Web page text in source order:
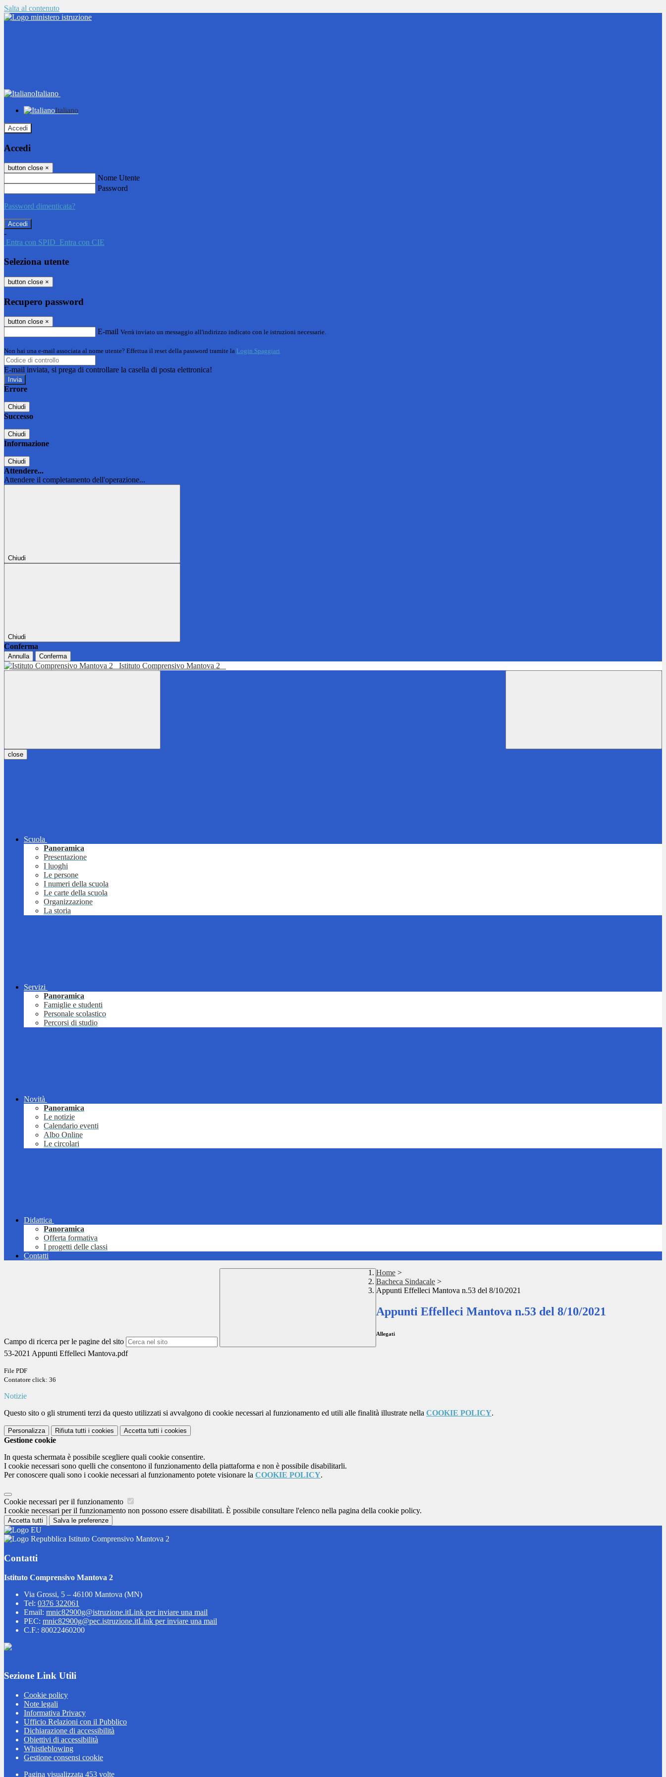
Salta al contenuto
Italiano
Italiano
Accedi
Accedi
button close ×
Nome Utente
Password
Password dimenticata?
-
Entra con SPID Entra con CIE
Seleziona utente
button close ×
Recupero password
button close ×
E-mail Verrà inviato un messaggio all'indirizzo indicato con le istruzioni necessarie.
Non hai una e-mail associata al nome utente? Effettua il reset della password tramite la Login Spaggiari
E-mail inviata, si prega di controllare la casella di posta elettronica!
Errore
Chiudi
Successo
Chiudi
Informazione
Chiudi
Attendere...
Attendere il completamento dell'operazione...
Chiudi
Chiudi
Conferma
Annulla Conferma
Istituto Comprensivo Mantova 2
close
Scuola
Panoramica
Presentazione
I luoghi
Le persone
I numeri della scuola
Le carte della scuola
Organizzazione
La storia
Servizi
Panoramica
Famiglie e studenti
Personale scolastico
Percorsi di studio
Novità
Panoramica
Le notizie
Calendario eventi
Albo Online
Le circolari
Didattica
Panoramica
Offerta formativa
I progetti delle classi
Contatti
Campo di ricerca per le pagine del sito
Home >
Bacheca Sindacale >
Appunti Effelleci Mantova n.53 del 8/10/2021
Appunti Effelleci Mantova n.53 del 8/10/2021
Allegati
53-2021 Appunti Effelleci Mantova.pdf
File PDF
Contatore click: 36
Notizie
Questo sito o gli strumenti terzi da questo utilizzati si avvalgono di cookie necessari al funzionamento ed utili alle finalità illustrate nella COOKIE POLICY.
Personalizza Rifiuta tutti i cookies Accetta tutti i cookies
Gestione cookie
In questa schermata è possibile scegliere quali cookie consentire.
I cookie necessari sono quelli che consentono il funzionamento della piattaforma e non è possibile disabilitarli.
Per conoscere quali sono i cookie necessari al funzionamento potete visionare la COOKIE POLICY.
Cookie necessari per il funzionamento
I cookie necessari per il funzionamento non possono essere disabilitati. È possibile consultare l'elenco nella pagina della cookie policy.
Accetta tutti Salva le preferenze
Istituto Comprensivo Mantova 2
Contatti
Istituto Comprensivo Mantova 2
Via Grossi, 5 – 46100 Mantova (MN)
Tel: 0376 322061
Email: mnic82900g@istruzione.itLink per inviare una mail
PEC: mnic82900g@pec.istruzione.itLink per inviare una mail
C.F.: 80022460200
Sezione Link Utili
Cookie policy
Note legali
Informativa Privacy
Ufficio Relazioni con il Pubblico
Dichiarazione di accessibilità
Obiettivi di accessibilità
Whistleblowing
Gestione consensi cookie
Pagina visualizzata 453 volte